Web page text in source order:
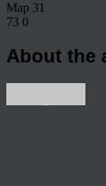
Мар 31
73 0
About the